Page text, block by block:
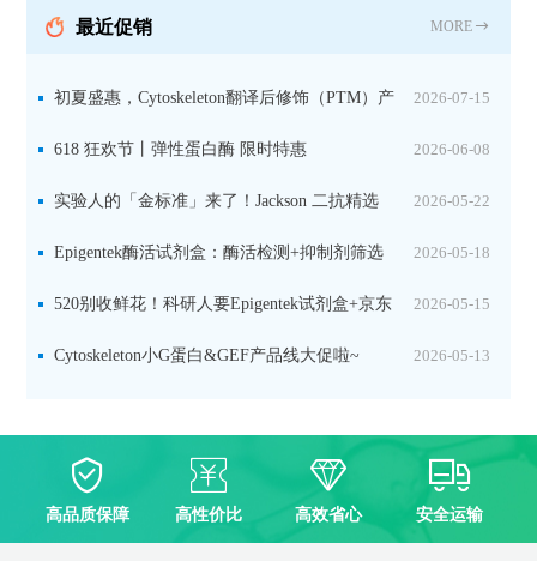
最近促销 MORE
2026-07-15
初夏盛惠，Cytoskeleton翻译后修饰（PTM）产
品线放价啦！ 2026-06-08
618 狂欢节丨弹性蛋白酶 限时特惠
2026-05-22
实验人的「金标准」来了！Jackson 二抗精选
限时一口价，手慢无！ 2026-05-18
Epigentek酶活试剂盒：酶活检测+抑制剂筛选
双赋能，下单即赠京东卡 2026-05-15
520别收鲜花！科研人要Epigentek试剂盒+京东
卡！ 2026-05-13
Cytoskeleton小G蛋白&GEF产品线大促啦~
高品质保障 高性价比 高效省心 安全运输